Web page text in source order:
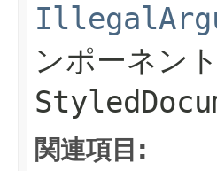
ンポーネン
関連項目: